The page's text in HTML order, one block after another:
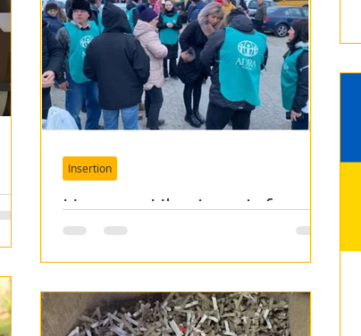
Urgence Ukraine - infos
collectif Asah 01/03/22
Insertion